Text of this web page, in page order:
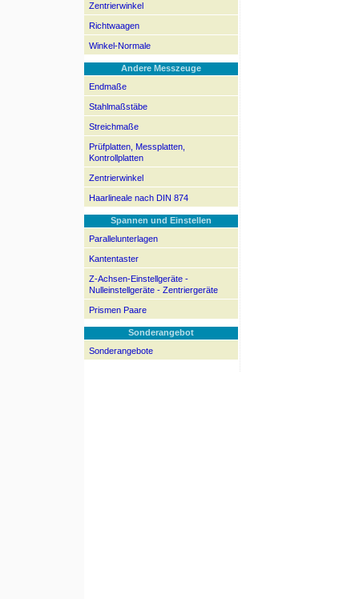
Zentrierwinkel
Richtwaagen
Winkel-Normale
Andere Messzeuge
Endmaße
Stahlmaßstäbe
Streichmaße
Prüfplatten, Messplatten,
Kontrollplatten
Zentrierwinkel
Haarlineale nach DIN 874
Spannen und Einstellen
Parallelunterlagen
Kantentaster
Z-Achsen-Einstellgeräte -
Nulleinstellgeräte - Zentriergeräte
Prismen Paare
Sonderangebot
Sonderangebote